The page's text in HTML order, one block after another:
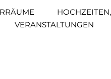
VERAN­STAL­TUNGEN